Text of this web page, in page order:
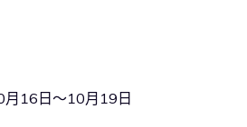
16日～10月19日